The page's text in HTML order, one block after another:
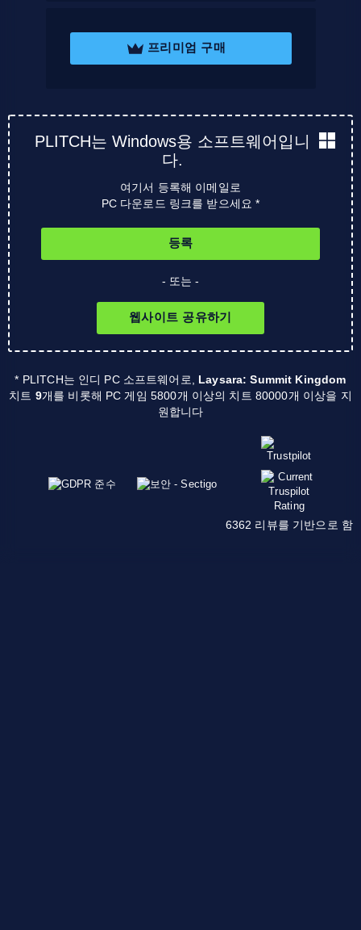
프리미엄 구매
PLITCH는 Windows용 소프트웨어입니
다.
여기서 등록해 이메일로
PC 다운로드 링크를 받으세요 *
등록
- 또는 -
웹사이트 공유하기
* PLITCH는 인디 PC 소프트웨어로, Laysara: Summit Kingdom
치트 9개를 비롯해 PC 게임 5800개 이상의 치트 80000개 이상을 지
원합니다
6362 리뷰를 기반으로 함